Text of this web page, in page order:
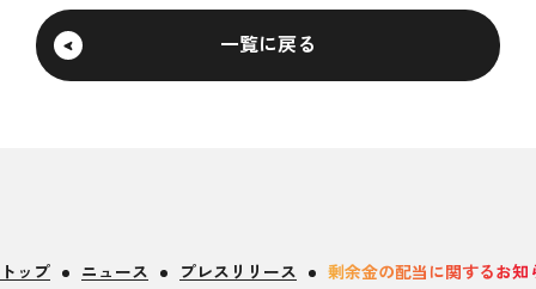
一覧に戻る
トップ ニュース プレスリリース 剰余金の配当に関するお知